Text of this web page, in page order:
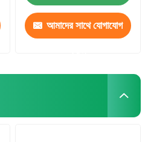
আমাদের সাথে যোগাযোগ